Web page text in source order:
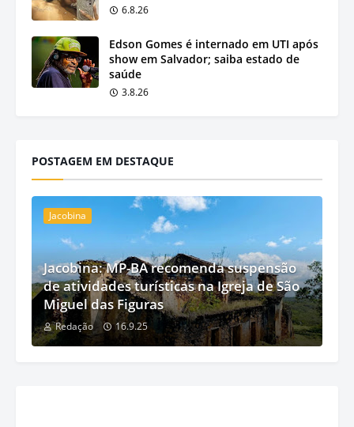
6.8.26
Edson Gomes é internado em UTI após
show em Salvador; saiba estado de
saúde
3.8.26
POSTAGEM EM DESTAQUE
Jacobina
Jacobina: MP-BA recomenda suspensão
de atividades turísticas na Igreja de São
Miguel das Figuras
Redação 16.9.25